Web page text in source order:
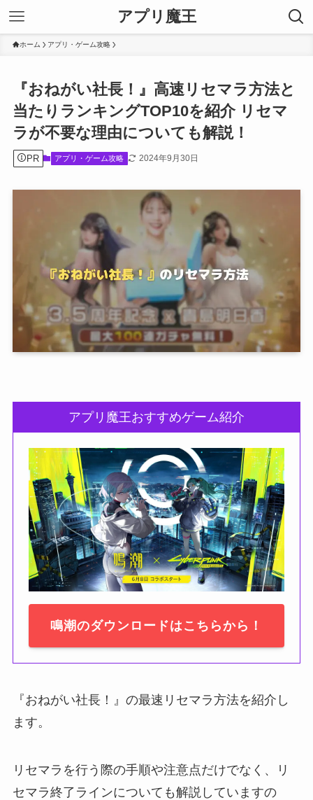
アプリ魔王
ホーム アプリ・ゲーム攻略
『おねがい社長！』高速リセマラ方法と
当たりランキングTOP10を紹介 リセマ
ラが不要な理由についても解説！
PR アプリ・ゲーム攻略 2024年9月30日
アプリ魔王おすすめゲーム紹介
鳴潮のダウンロードはこちらから！
『おねがい社長！』の最速リセマラ方法を紹介し
ます。
リセマラを行う際の手順や注意点だけでなく、リ
セマラ終了ラインについても解説していますの